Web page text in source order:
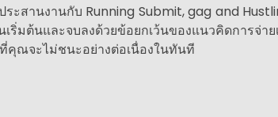
ระสานงานกับ Running Submit, gag and
ริ่มต้นและจบลงด้วยข้อยกเว้นของแนวคิดการจ่า
คุณจะไม่ชนะอย่างต่อเนื่องในทันที